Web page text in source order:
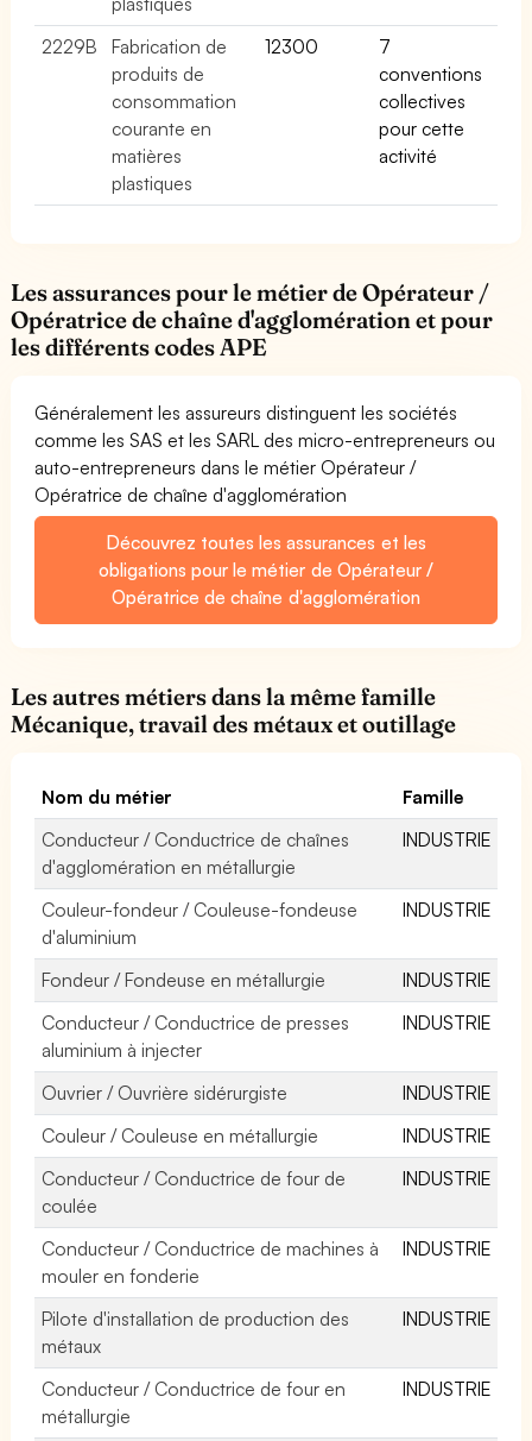
2229B
Fabrication de
produits de
consommation
courante en
matières
plastiques
12300
7
conventions
collectives
pour cette
activité
Les assurances pour le métier de Opérateur /
Opératrice de chaîne d'agglomération et pour
les différents codes APE
Généralement les assureurs distinguent les sociétés
comme les SAS et les SARL des micro-entrepreneurs ou
auto-entrepreneurs dans le métier Opérateur /
Opératrice de chaîne d'agglomération
Découvrez toutes les assurances et les
obligations pour le métier de Opérateur /
Opératrice de chaîne d'agglomération
Les autres métiers dans la même famille
Mécanique, travail des métaux et outillage
Nom du métier
Famille
Conducteur / Conductrice de chaînes
d'agglomération en métallurgie
INDUSTRIE
Couleur-fondeur / Couleuse-fondeuse
d'aluminium
INDUSTRIE
Fondeur / Fondeuse en métallurgie
INDUSTRIE
Conducteur / Conductrice de presses
aluminium à injecter
INDUSTRIE
Ouvrier / Ouvrière sidérurgiste
INDUSTRIE
Couleur / Couleuse en métallurgie
INDUSTRIE
Conducteur / Conductrice de four de
coulée
INDUSTRIE
Conducteur / Conductrice de machines à
mouler en fonderie
INDUSTRIE
Pilote d'installation de production des
métaux
INDUSTRIE
Conducteur / Conductrice de four en
métallurgie
INDUSTRIE